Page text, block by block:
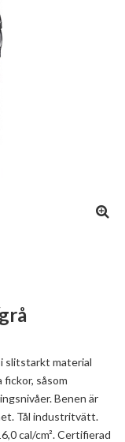
slitstarkt material
såsom
Benen är
Tål industritvätt.
cal/cm². Certifierad